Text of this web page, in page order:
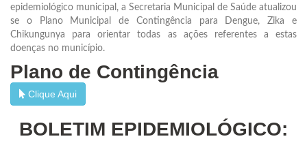
epidemiológico municipal, a Secretaria Municipal de Saúde atualizou
se o Plano Municipal de Contingência para Dengue, Zika e
Chikungunya para orientar todas as ações referentes a estas
doenças no município.
Plano de Contingência
Clique Aqui
BOLETIM EPIDEMIOLÓGICO: